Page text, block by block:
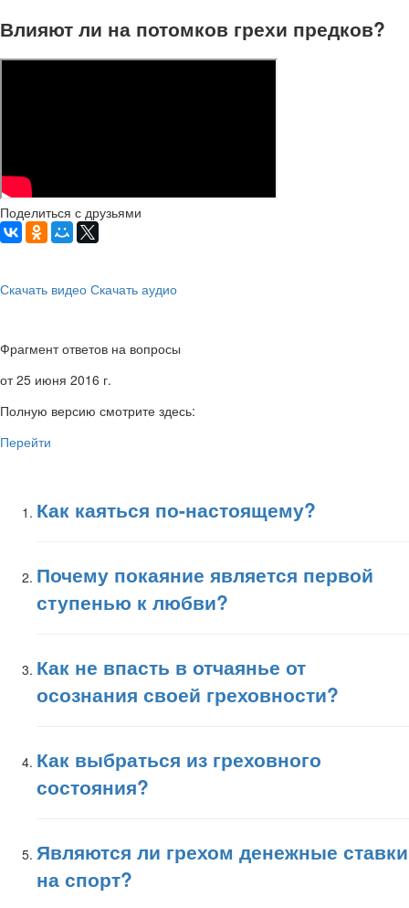
Влияют ли на потомков грехи предков?
Поделиться с друзьями
Скачать видео Скачать аудио
Фрагмент ответов на вопросы
от 25 июня 2016 г.
Полную версию смотрите здесь:
Перейти
Как каяться по-настоящему?
Почему покаяние является первой
ступенью к любви?
Как не впасть в отчаянье от
осознания своей греховности?
Как выбраться из греховного
состояния?
Являются ли грехом денежные ставки
на спорт?